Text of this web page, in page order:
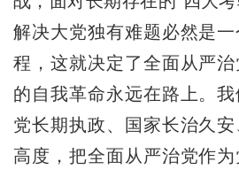
解决大党独有难题必然是
程，这就决定了全面从严
的自我革命永远在路上。
党长期执政、国家长治久
高度，把全面从严治党作